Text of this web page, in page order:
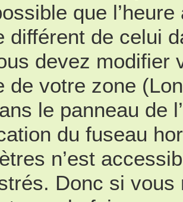
que
différent de celui
devez modifier
de votre zone
le panneau de
du fuseau
n’est
Donc si vous